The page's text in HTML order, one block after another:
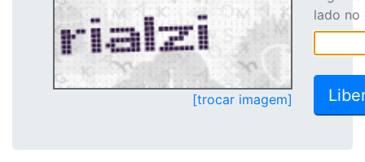
[trocar imagem]
lado no